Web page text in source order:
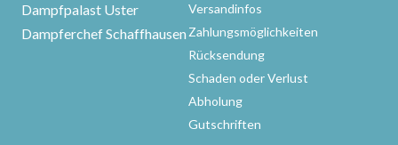
Dampfpalast Uster
Dampferchef Schaffhausen
Versandinfos
Zahlungsmöglichkeiten
Rücksendung
Schaden oder Verlust
Abholung
Gutschriften